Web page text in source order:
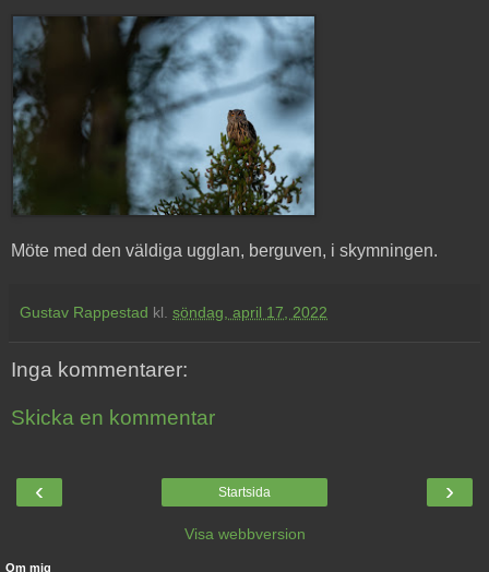
Möte med den väldiga ugglan, berguven, i skymningen.
Gustav Rappestad kl. söndag, april 17, 2022
Inga kommentarer:
Skicka en kommentar
‹ ›
Startsida
Visa webbversion
Om mig